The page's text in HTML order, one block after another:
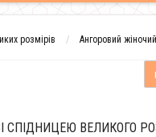
розмірів Ангоровий
ВЕЛИКОГО